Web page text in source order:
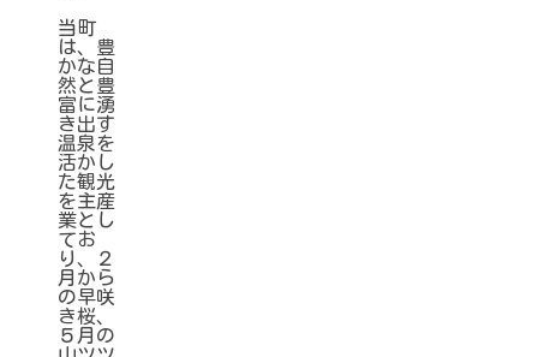
当町
は、豊
かな自
然と豊
富に湧
き出す
温泉を
活かし
た観光
を主産
業とし
てお
り、２
月から
の早咲
き桜、
５月の